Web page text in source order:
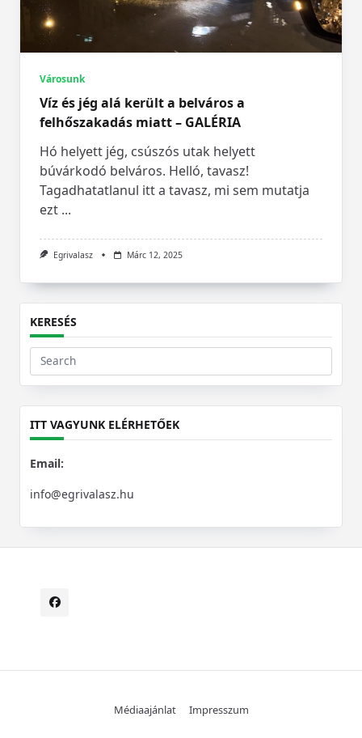
Városunk
Víz és jég alá került a belváros a
felhőszakadás miatt – GALÉRIA
Hó helyett jég, csúszós utak helyett
búvárkodó belváros. Helló, tavasz!
Tagadhatatlanul itt a tavasz, mi sem mutatja
ezt ...
Egrivalasz Márc 12, 2025
KERESÉS
Search
for:
ITT VAGYUNK ELÉRHETŐEK
Email:
info@egrivalasz.hu
Médiaajánlat Impresszum